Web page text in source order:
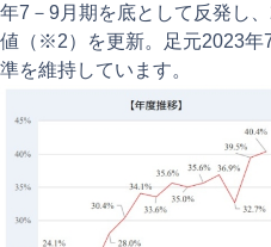
年7－9月期を底として反発し
値（※2）を更新。足元2023年
準を維持しています。